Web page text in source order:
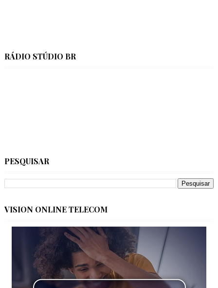
RÁDIO STÚDIO BR
PESQUISAR
VISION ONLINE TELECOM